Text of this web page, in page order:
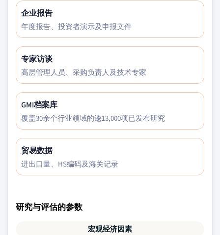
企业报告
年度报告、投资者演示及申报文件
专家访谈
高层管理人员、采购负责人及技术专家
GMI档案库
覆盖30余个行业领域的逶13,000项已发布研究
贸易数据
进出口量、HS编码及海关记录
研究与评估的参数
宏观经济因素